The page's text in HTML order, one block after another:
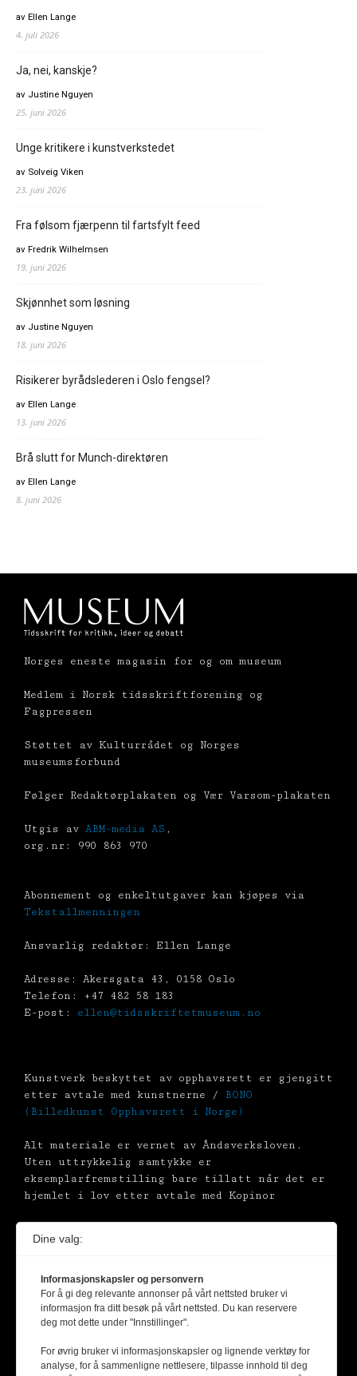
av Ellen Lange
4. juli 2026
Ja, nei, kanskje?
av Justine Nguyen
25. juni 2026
Unge kritikere i kunstverkstedet
av Solveig Viken
23. juni 2026
Fra følsom fjærpenn til fartsfylt feed
av Fredrik Wilhelmsen
19. juni 2026
Skjønnhet som løsning
av Justine Nguyen
18. juni 2026
Risikerer byrådslederen i Oslo fengsel?
av Ellen Lange
13. juni 2026
Brå slutt for Munch-direktøren
av Ellen Lange
8. juni 2026
Norges eneste magasin for og om museum
Medlem i Norsk tidsskriftforening og
Fagpressen
Støttet av Kulturrådet og Norges
museumsforbund
Følger Redaktørplakaten og Vær Varsom-plakaten
Utgis av ABM-media AS ,
org.nr: 990 863 970
Abonnement og enkeltutgaver kan kjøpes via
Tekstallmenningen
Ansvarlig redaktør: Ellen Lange
Adresse: Akersgata 43, 0158 Oslo
Telefon: +47 482 58 183
E-post: ellen@tidsskriftetmuseum.no
Kunstverk beskyttet av opphavsrett er gjengitt
etter avtale med kunstnerne / BONO
(Billedkunst Opphavsrett i Norge)
Alt materiale er vernet av Åndsverksloven.
Uten uttrykkelig samtykke er
eksemplarfremstilling bare tillatt når det er
hjemlet i lov etter avtale med Kopinor
Dine valg:
Informasjonskapsler og personvern
For å gi deg relevante annonser på vårt nettsted bruker vi
informasjon fra ditt besøk på vårt nettsted. Du kan reservere
deg mot dette under "Innstillinger".
For øvrig bruker vi informasjonskapsler og lignende verktøy for
analyse, for å sammenligne nettlesere, tilpasse innhold til deg